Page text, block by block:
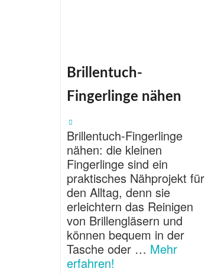
Brillentuch-
Fingerlinge nähen
Brillentuch-Fingerlinge
nähen: die kleinen
Fingerlinge sind ein
praktisches Nähprojekt für
den Alltag, denn sie
erleichtern das Reinigen
von Brillengläsern und
können bequem in der
Tasche oder … Mehr
erfahren!